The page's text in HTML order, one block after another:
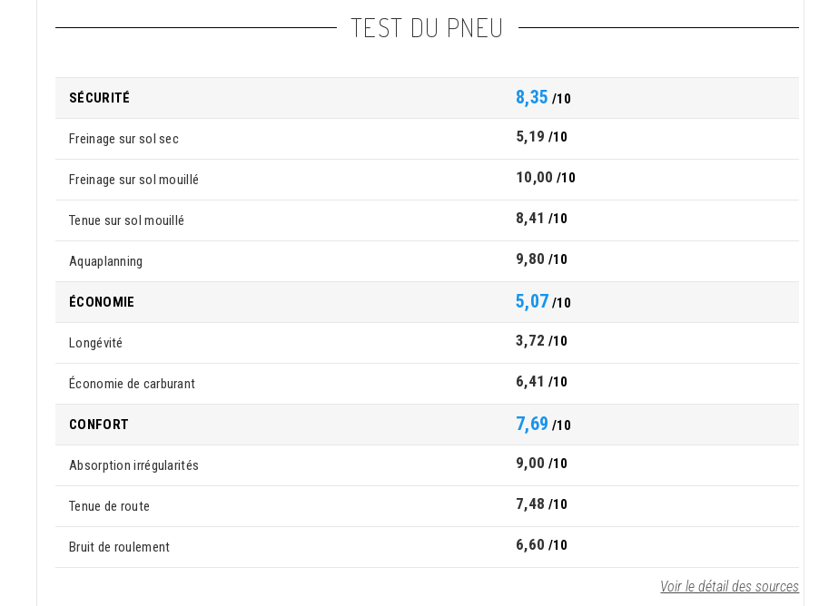
TEST DU PNEU
SÉCURITÉ 8,35 /10
Freinage sur sol sec 5,19 /10
Freinage sur sol mouillé 10,00 /10
Tenue sur sol mouillé 8,41 /10
Aquaplanning 9,80 /10
ÉCONOMIE 5,07 /10
Longévité 3,72 /10
Économie de carburant 6,41 /10
CONFORT 7,69 /10
Absorption irrégularités 9,00 /10
Tenue de route 7,48 /10
Bruit de roulement 6,60 /10
Voir le détail des sources